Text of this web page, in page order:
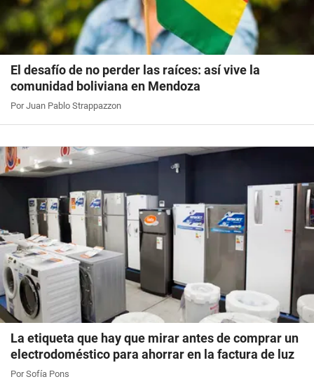
El desafío de no perder las raíces: así vive la
comunidad boliviana en Mendoza
Por Juan Pablo Strappazzon
La etiqueta que hay que mirar antes de comprar un
electrodoméstico para ahorrar en la factura de luz
Por Sofía Pons